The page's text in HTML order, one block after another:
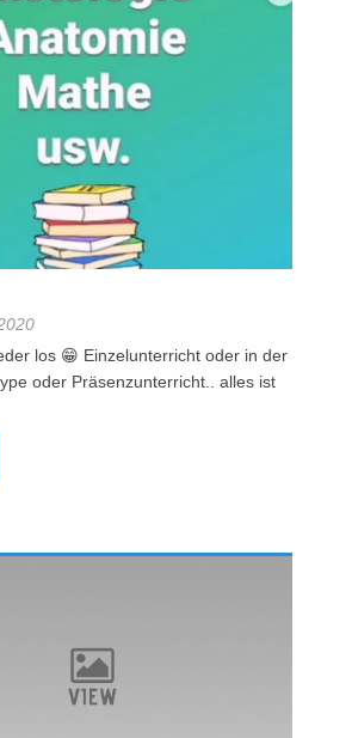
los 😁 Einzelunterricht oder in der
oder Präsenzunterricht.. alles ist